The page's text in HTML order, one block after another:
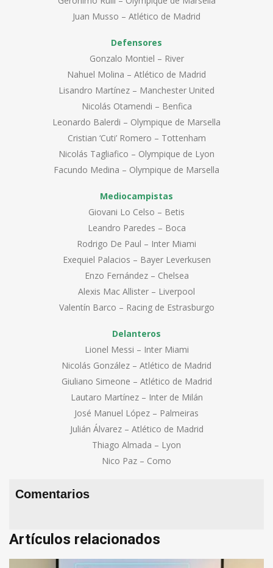
Juan Musso – Atlético de Madrid
Defensores
Gonzalo Montiel – River
Nahuel Molina – Atlético de Madrid
Lisandro Martínez – Manchester United
Nicolás Otamendi – Benfica
Leonardo Balerdi – Olympique de Marsella
Cristian ‘Cuti’ Romero – Tottenham
Nicolás Tagliafico – Olympique de Lyon
Facundo Medina – Olympique de Marsella
Mediocampistas
Giovani Lo Celso – Betis
Leandro Paredes – Boca
Rodrigo De Paul – Inter Miami
Exequiel Palacios – Bayer Leverkusen
Enzo Fernández – Chelsea
Alexis Mac Allister – Liverpool
Valentín Barco – Racing de Estrasburgo
Delanteros
Lionel Messi – Inter Miami
Nicolás González – Atlético de Madrid
Giuliano Simeone – Atlético de Madrid
Lautaro Martínez – Inter de Milán
José Manuel López – Palmeiras
Julián Álvarez – Atlético de Madrid
Thiago Almada – Lyon
Nico Paz – Como
Comentarios
Artículos relacionados